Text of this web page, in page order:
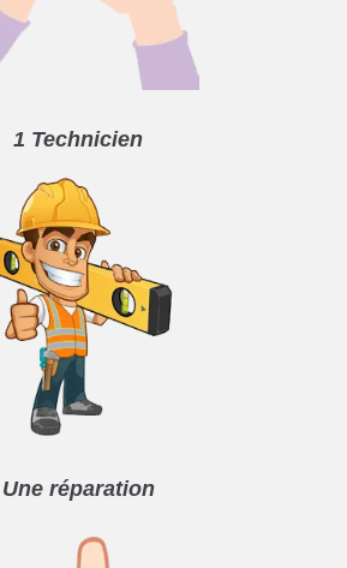
1 Technicien
Une réparation